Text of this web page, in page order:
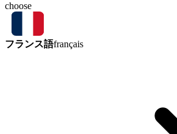
choose
フランス語français